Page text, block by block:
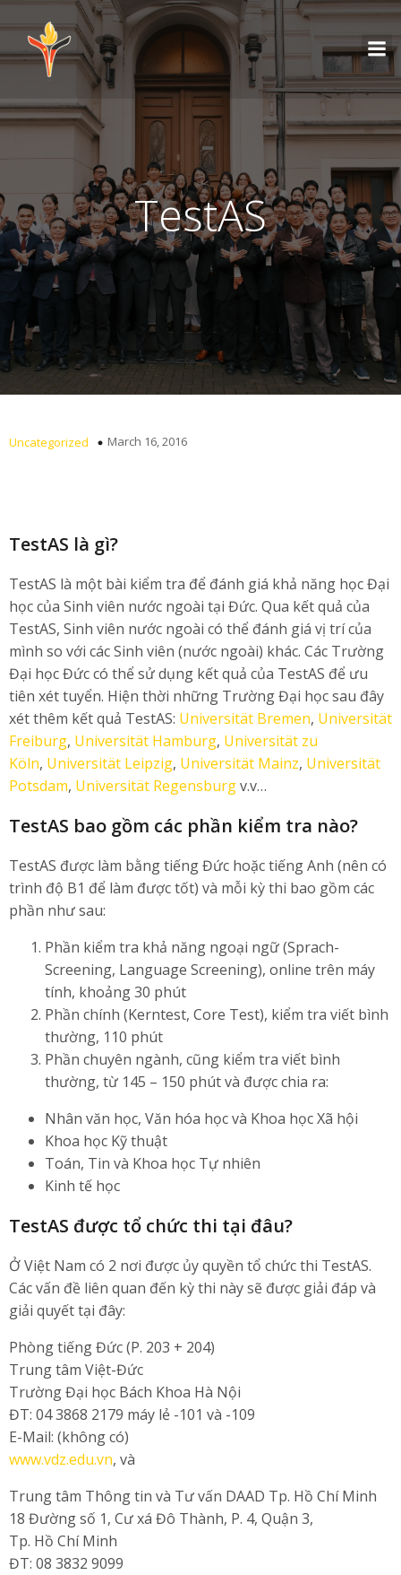
TestAS
Uncategorized March 16, 2016
TestAS là gì?
TestAS là một bài kiểm tra để đánh giá khả năng học Đại
học của Sinh viên nước ngoài tại Đức. Qua kết quả của
TestAS, Sinh viên nước ngoài có thể đánh giá vị trí của
mình so với các Sinh viên (nước ngoài) khác. Các Trường
Đại học Đức có thể sử dụng kết quả của TestAS để ưu
tiên xét tuyển. Hiện thời những Trường Đại học sau đây
xét thêm kết quả TestAS: Universität Bremen, Universität
Freiburg, Universität Hamburg, Universität zu
Köln, Universität Leipzig, Universität Mainz, Universität
Potsdam, Universität Regensburgv.v…
TestAS bao gồm các phần kiểm tra nào?
TestAS được làm bằng tiếng Đức hoặc tiếng Anh (nên có
trình độ B1 để làm được tốt) và mỗi kỳ thi bao gồm các
phần như sau:
Phần kiểm tra khả năng ngoại ngữ (Sprach-
Screening, Language Screening), online trên máy
tính, khoảng 30 phút
Phần chính (Kerntest, Core Test), kiểm tra viết bình
thường, 110 phút
Phần chuyên ngành, cũng kiểm tra viết bình
thường, từ 145 – 150 phút và được chia ra:
Nhân văn học, Văn hóa học và Khoa học Xã hội
Khoa học Kỹ thuật
Toán, Tin và Khoa học Tự nhiên
Kinh tế học
TestAS được tổ chức thi tại đâu?
Ở Việt Nam có 2 nơi được ủy quyền tổ chức thi TestAS.
Các vấn đề liên quan đến kỳ thi này sẽ được giải đáp và
giải quyết tại đây:
Phòng tiếng Đức (P. 203 + 204)
Trung tâm Việt-Đức
Trường Đại học Bách Khoa Hà Nội
ĐT: 04 3868 2179 máy lẻ -101 và -109
E-Mail: (không có)
www.vdz.edu.vn, và
Trung tâm Thông tin và Tư vấn DAAD Tp. Hồ Chí Minh
18 Đường số 1, Cư xá Đô Thành, P. 4, Quận 3,
Tp. Hồ Chí Minh
ĐT: 08 3832 9099